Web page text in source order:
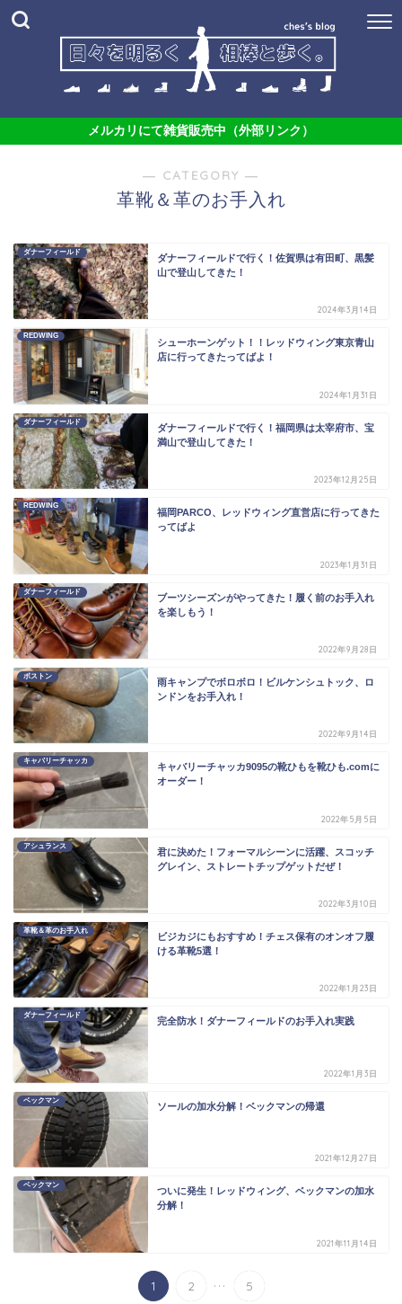
メルカリにて雑貨販売中（外部リンク）
― CATEGORY ―
革靴＆革のお手入れ
ダナーフィールド
ダナーフィールドで行く！佐賀県は有田町、黒髪
山で登山してきた！
2024年3月14日
REDWING
シューホーンゲット！！レッドウィング東京青山
店に行ってきたってばよ！
2024年1月31日
ダナーフィールド
ダナーフィールドで行く！福岡県は太宰府市、宝
満山で登山してきた！
2023年12月25日
REDWING
福岡PARCO、レッドウィング直営店に行ってきた
ってばよ
2023年1月31日
ダナーフィールド
ブーツシーズンがやってきた！履く前のお手入れ
を楽しもう！
2022年9月28日
ボストン
雨キャンプでボロボロ！ビルケンシュトック、ロ
ンドンをお手入れ！
2022年9月14日
キャバリーチャッカ
キャバリーチャッカ9095の靴ひもを靴ひも.comに
オーダー！
2022年5月5日
アシュランス
君に決めた！フォーマルシーンに活躍、スコッチ
グレイン、ストレートチップゲットだぜ！
2022年3月10日
革靴＆革のお手入れ
ビジカジにもおすすめ！チェス保有のオンオフ履
ける革靴5選！
2022年1月23日
ダナーフィールド
完全防水！ダナーフィールドのお手入れ実践
2022年1月3日
ベックマン
ソールの加水分解！ベックマンの帰還
2021年12月27日
ベックマン
ついに発生！レッドウィング、ベックマンの加水
分解！
2021年11月14日
1 2 ... 5